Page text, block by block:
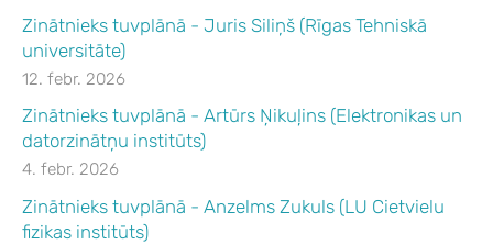
Zinātnieks tuvplānā - Juris Siliņš (Rīgas Tehniskā
universitāte)
12. febr. 2026
Zinātnieks tuvplānā - Artūrs Ņikuļins (Elektronikas un
datorzinātņu institūts)
4. febr. 2026
Zinātnieks tuvplānā - Anzelms Zukuls (LU Cietvielu
fizikas institūts)